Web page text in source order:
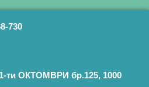
730
ти ОКТОМВРИ бр.125, 1000